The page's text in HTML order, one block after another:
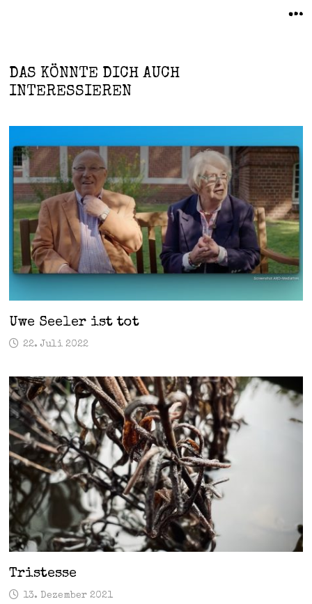
…
DAS KÖNNTE DICH AUCH
INTERESSIEREN
Uwe Seeler ist tot
22. Juli 2022
Tristesse
13. Dezember 2021